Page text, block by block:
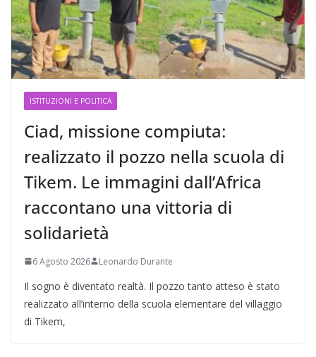
ISTITUZIONI E POLITICA
Ciad, missione compiuta:
realizzato il pozzo nella scuola di
Tikem. Le immagini dall’Africa
raccontano una vittoria di
solidarietà
6 Agosto 2026 Leonardo Durante
Il sogno è diventato realtà. Il pozzo tanto atteso è stato
realizzato all’interno della scuola elementare del villaggio
di Tikem,